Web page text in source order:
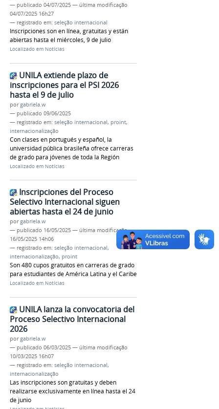
— publicado 04/07/2025 — última modificação
04/07/2025 16h27
— registrado em: seleção internacional
Inscripciones son en línea, gratuitas y están
abiertas hasta el miércoles, 9 de julio
Localizado em Notícias
UNILA extiende plazo de
inscripciones para el PSI 2026
hasta el 9 de julio
porgabriela.w
— publicado 09/06/2025
— registrado em: seleção internacional, proint,
internacionalização
Con clases en portugués y español, la
universidad pública brasileña ofrece carreras
de grado para jóvenes de toda la Región
Localizado em Notícias
Inscripciones del Proceso
Selectivo Internacional siguen
abiertas hasta el 24 de junio
porgabriela.w
— publicado 16/05/2025 — última modificação
16/05/2025 14h06
— registrado em: seleção internacional,
internacionalização, proint
Son 480 cupos gratuitos en carreras de grado
para estudiantes de América Latina y el Caribe
Localizado em Notícias
UNILA lanza la convocatoria del
Proceso Selectivo Internacional
2026
porgabriela.w
— publicado 06/03/2025 — última modificação
10/03/2025 16h07
— registrado em: seleção internacional,
internacionalização
Las inscripciones son gratuitas y deben
realizarse exclusivamente en línea hasta el 24
de junio